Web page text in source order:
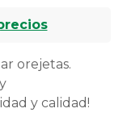
orejetas.
y calidad!